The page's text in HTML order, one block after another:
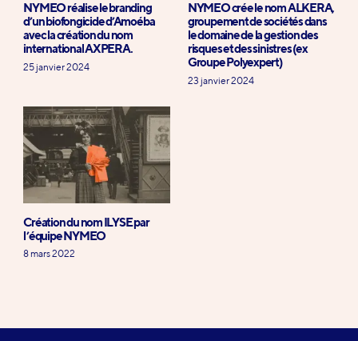
NYMEO réalise le branding
d’un biofongicide d’Amoéba
avec la création du nom
international AXPERA.
25 janvier 2024
NYMEO crée le nom ALKERA,
groupement de sociétés dans
le domaine de la gestion des
risques et des sinistres (ex
Groupe Polyexpert)
23 janvier 2024
Création du nom ILYSE par
l’équipe NYMEO
8 mars 2022